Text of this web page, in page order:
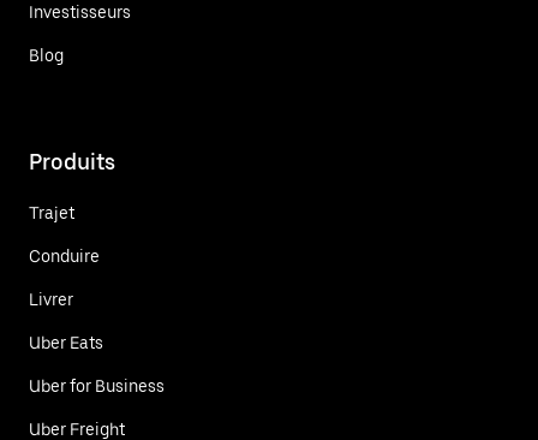
Investisseurs
Blog
Produits
Trajet
Conduire
Livrer
Uber Eats
Uber for Business
Uber Freight